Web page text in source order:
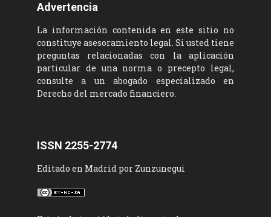
Advertencia
La información contenida en este sitio no
constituye asesoramiento legal. Si usted tiene
preguntas relacionadas con la aplicación
particular de una norma o precepto legal,
consulte a un abogado especializado en
Derecho del mercado financiero.
ISSN 2255-2774
Editado en Madrid por Zunzunegui